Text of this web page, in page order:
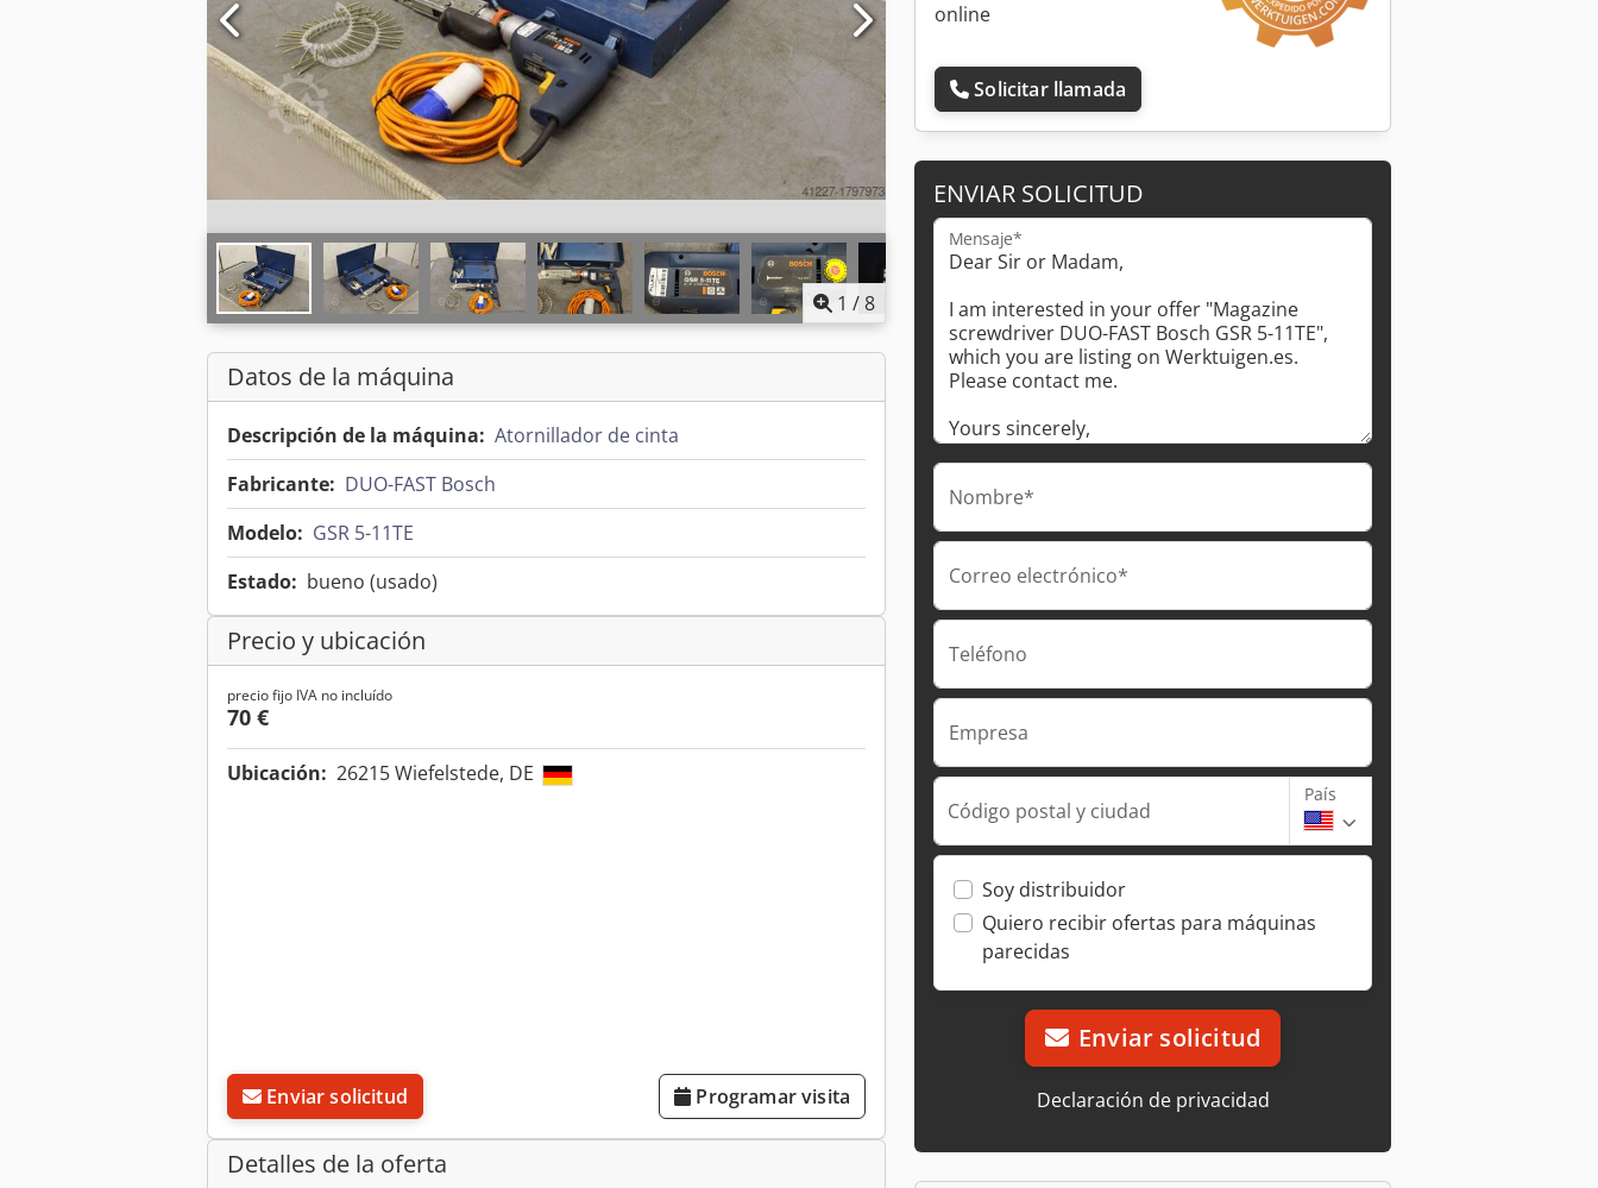
1 /8
Datos de la máquina
Descripción de la máquina: Atornillador de cinta
Fabricante: DUO-FAST Bosch
Modelo: GSR 5-11TE
Estado: bueno (usado)
Precio y ubicación
precio fijo IVA no incluído
70 €
Ubicación: 26215 Wiefelstede, DE
Enviar solicitud Programar visita
Detalles de la oferta
online
Solicitar llamada
ENVIAR SOLICITUD
Mensaje*
Nombre*
Correo electrónico*
Teléfono
Empresa
Código postal y ciudad
País
Soy distribuidor
Quiero recibir ofertas para máquinas
parecidas
Enviar solicitud
Declaración de privacidad